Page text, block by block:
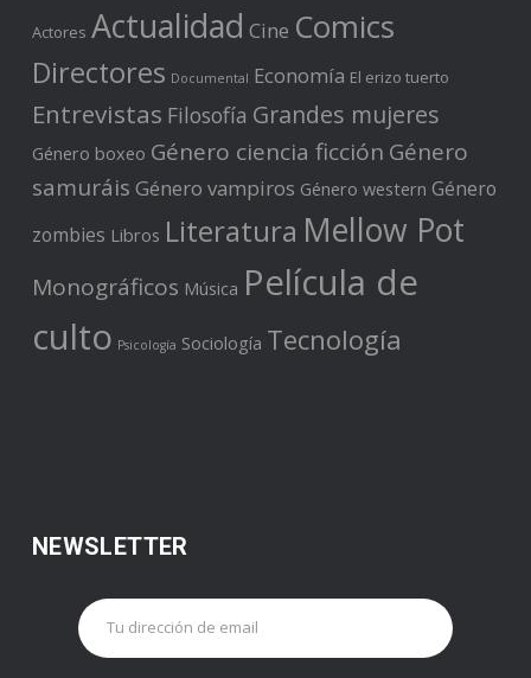
Actores Actualidad Cine Comics
Directores Documental Economía El erizo tuerto
Entrevistas Filosofía Grandes mujeres
Género boxeo Género ciencia ficción Género
samuráis Género vampiros Género western Género
zombies Libros Literatura Mellow Pot
Monográficos Música Película de
culto Psicología Sociología Tecnología
NEWSLETTER